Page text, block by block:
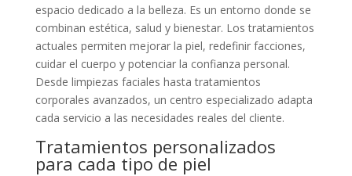
espacio dedicado a la belleza. Es un entorno donde se
combinan estética, salud y bienestar. Los tratamientos
actuales permiten mejorar la piel, redefinir facciones,
cuidar el cuerpo y potenciar la confianza personal.
Desde limpiezas faciales hasta tratamientos
corporales avanzados, un centro especializado adapta
cada servicio a las necesidades reales del cliente.
Tratamientos personalizados
para cada tipo de piel